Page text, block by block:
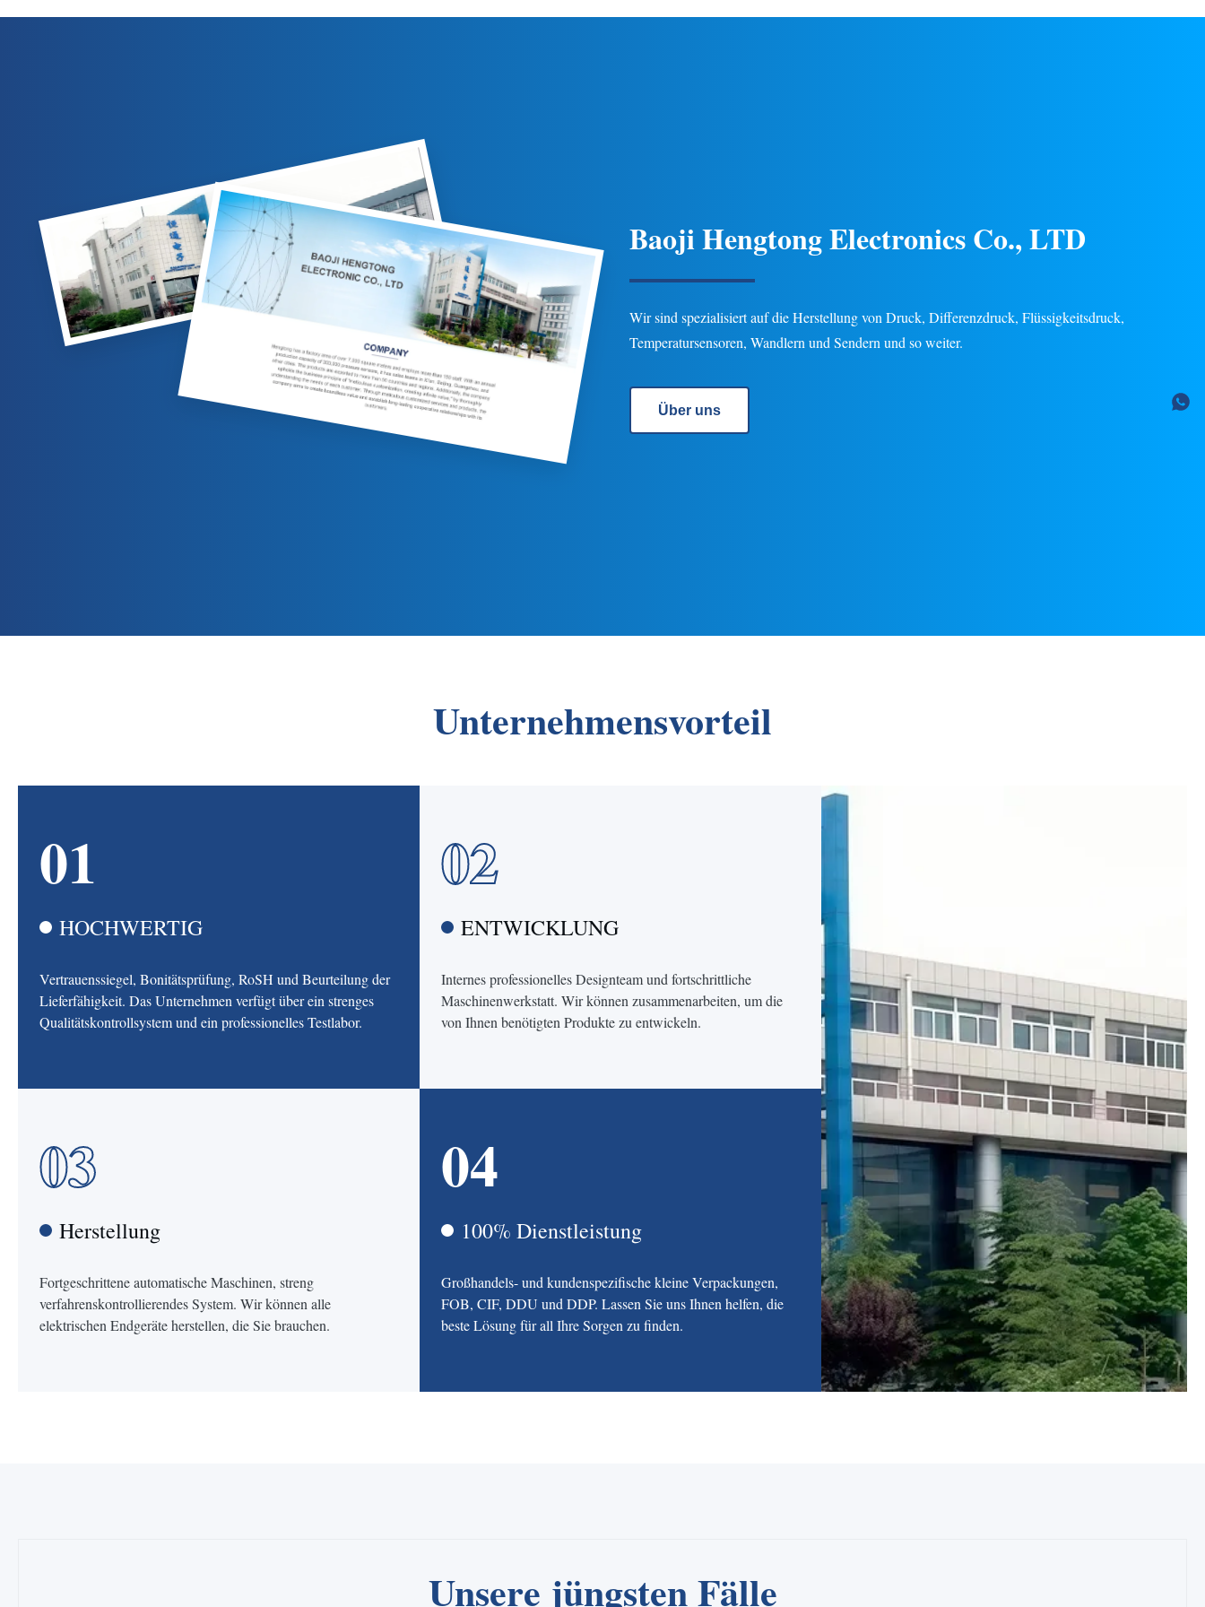
VDC-Ausgänge. Geeignet für die
Schutz und mehrere
Gas-/Flüssigkeitspipeline-Anwendungen in
Edelstahlkonstruktion, stabile Leistung,
Baoji Hengtong Electronics Co., LTD
Wir sind spezialisiert auf die Herstellung von Druck, Differenzdruck, Flüssigkeitsdruck,
Temperatursensoren, Wandlern und Sendern und so weiter.
Über uns
Unternehmensvorteil
01
HOCHWERTIG
Vertrauenssiegel, Bonitätsprüfung, RoSH und Beurteilung der
Lieferfähigkeit. Das Unternehmen verfügt über ein strenges
Qualitätskontrollsystem und ein professionelles Testlabor.
02
ENTWICKLUNG
Internes professionelles Designteam und fortschrittliche
Maschinenwerkstatt. Wir können zusammenarbeiten, um die
von Ihnen benötigten Produkte zu entwickeln.
03
Herstellung
Fortgeschrittene automatische Maschinen, streng
verfahrenskontrollierendes System. Wir können alle
elektrischen Endgeräte herstellen, die Sie brauchen.
04
100% Dienstleistung
Großhandels- und kundenspezifische kleine Verpackungen,
FOB, CIF, DDU und DDP. Lassen Sie uns Ihnen helfen, die
beste Lösung für all Ihre Sorgen zu finden.
Unsere jüngsten Fälle